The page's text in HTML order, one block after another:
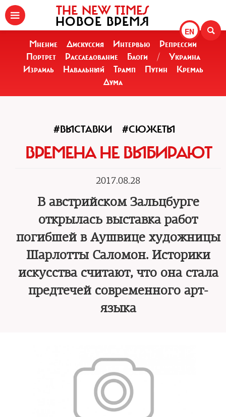
EN
THE NEW TIMES
НОВОЕ ВРЕМЯ
Мнение Дискуссия Интервью
Репрессии
Портрет
Расследование Блоги /
Украина
Израиль
Навальный Трамп Путин
Кремль
Дума
#ВЫСТАВКИ #СЮЖЕТЫ
ВРЕМЕНА НЕ ВЫБИРАЮТ
2017.08.28
В австрийском Зальцбурге
открылась выставка работ
погибшей в Аушвице художницы
Шарлотты Саломон. Историки
искусства считают, что она стала
предтечей современного арт-
языка